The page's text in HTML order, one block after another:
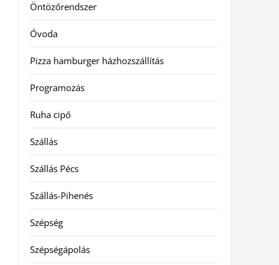
Öntözőrendszer
Óvoda
Pizza hamburger házhozszállítás
Programozás
Ruha cipő
Szállás
Szállás Pécs
Szállás-Pihenés
Szépség
Szépségápolás